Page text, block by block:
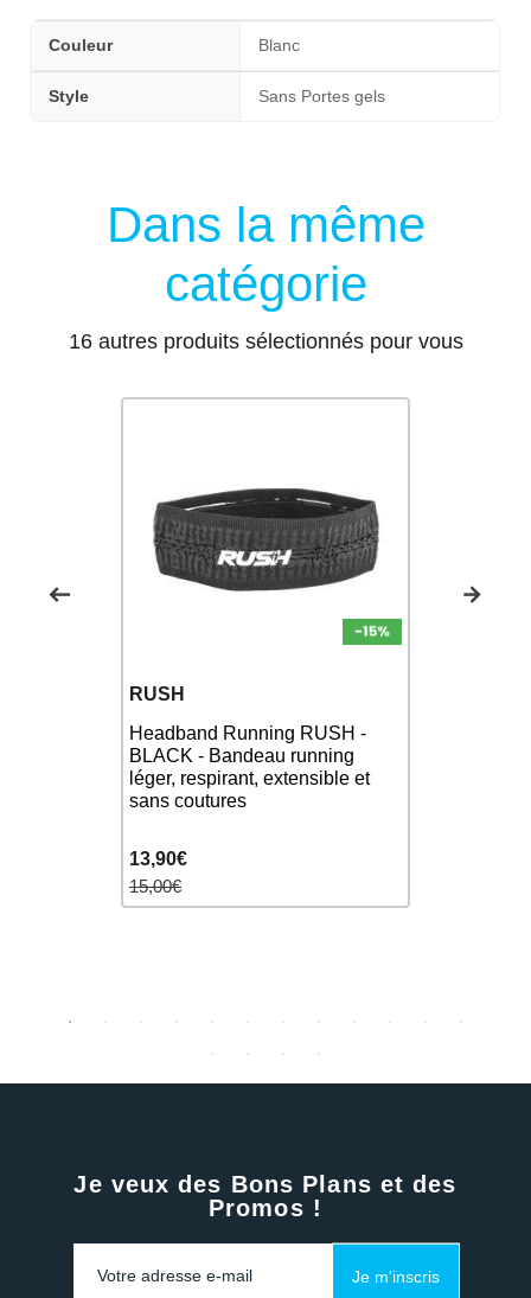
Couleur Blanc
Style Sans Portes gels
Dans la même
catégorie
16 autres produits sélectionnés pour vous
RUSH
Headband Running RUSH -
BLACK - Bandeau running
léger, respirant, extensible et
sans coutures
13,90€
15,00€
Je veux des Bons Plans et des
Promos !
Je m'inscris